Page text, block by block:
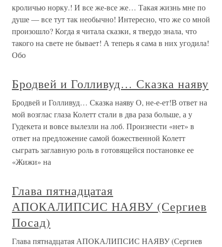
кроличью норку.! И все же-все же… Такая жизнь мне по
душе — все тут так необычно! Интересно, что же со мной
произошло? Когда я читала сказки, я твердо знала, что
такого на свете не бывает! А теперь я сама в них угодила!
Обо
Бродвей и Голливуд… Сказка наяву
Бродвей и Голливуд… Сказка наяву О, не-е-ет!В ответ на
мой возглас глаза Колетт стали в два раза больше, а у
Гудекета и вовсе вылезли на лоб. Произнести «нет» в
ответ на предложение самой божественной Колетт
сыграть заглавную роль в готовящейся постановке ее
«Жижи» на
Глава пятнадцатая
АПОКАЛИПСИС НАЯВУ (Сергиев
Посад)
Глава пятнадцатая АПОКАЛИПСИС НАЯВУ (Сергиев